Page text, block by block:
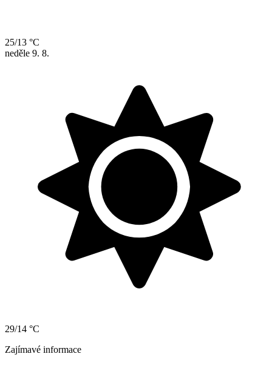
25/13 °C
neděle 9. 8.
29/14 °C
Zajímavé informace